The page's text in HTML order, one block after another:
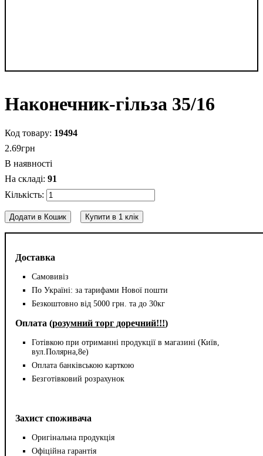
Наконечник-гільза 35/16
Доставка
Самовивіз
По Україні: за тарифами Нової пошти
Безкоштовно від 5000 грн. та до 30кг
Оплата (розумний торг доречний!!!)
Готівкою при отриманні продукції в магазині (Київ,
вул.Полярна,8е)
Оплата банківською карткою
Безготівковий розрахунок
Захист споживача
Оригінальна продукція
Офіційна гарантія
19494
2.69грн
В наявності
91
Додати в Кошик Купити в 1 клік